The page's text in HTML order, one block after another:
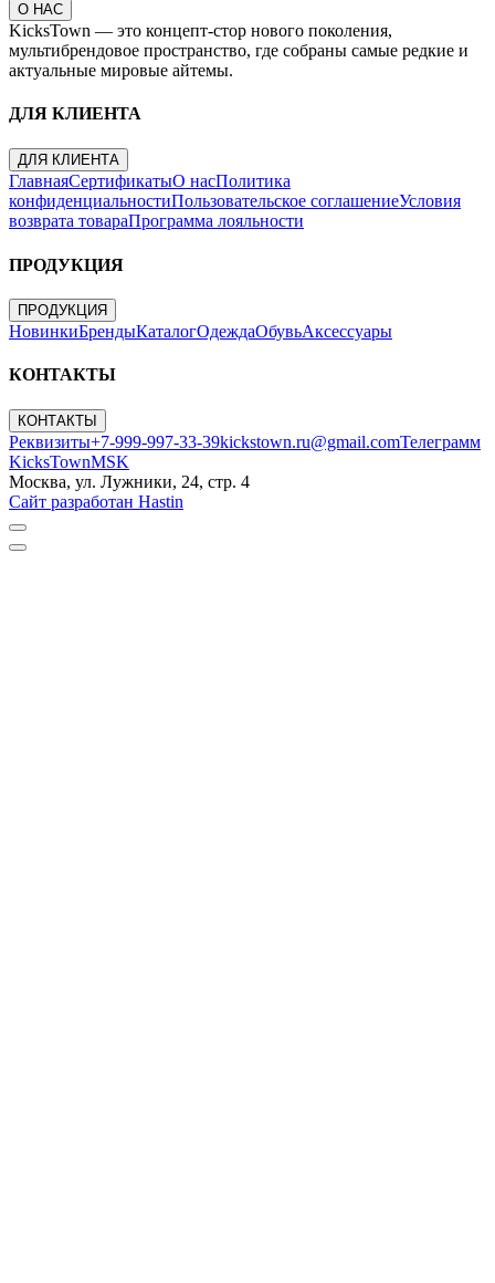
О НАС
KicksTown — это концепт-стор нового поколения,
мультибрендовое пространство, где собраны самые редкие и
актуальные мировые айтемы.
ДЛЯ КЛИЕНТА
ДЛЯ КЛИЕНТА
ГлавнаяСертификатыО насПолитика
конфиденциальностиПользовательское соглашениеУсловия
возврата товараПрограмма лояльности
ПРОДУКЦИЯ
ПРОДУКЦИЯ
НовинкиБрендыКаталогОдеждаОбувьАксессуары
КОНТАКТЫ
КОНТАКТЫ
Реквизиты+7-999-997-33-39kickstown.ru@gmail.comТелеграмм
KicksTownMSK
Москва, ул. Лужники, 24, стр. 4
Сайт разработан Hastin